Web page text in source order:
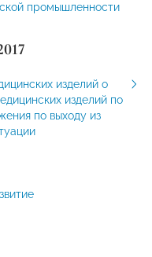
промышленности
изделий о
изделий по
по выходу из